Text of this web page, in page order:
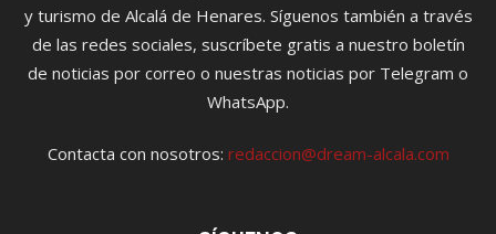
y turismo de Alcalá de Henares. Síguenos también a través
de las redes sociales, suscríbete gratis a nuestro boletín
de noticias por correo o nuestras noticias por Telegram o
WhatsApp.
Contacta con nosotros: redaccion@dream-alcala.com